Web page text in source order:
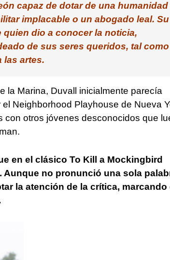
el
capaz de dotar de una humanidad
implacable o un abogado leal. Su
quien dio a conocer la noticia,
de sus seres queridos, tal
las artes.
la Marina, Duvall inicialmente parecía
Neighborhood Playhouse de Nueva
con otros jóvenes desconocidos que
en el clásico To Kill a Mockingbird
Aunque no pronunció una sola
la atención de la crítica, marcando